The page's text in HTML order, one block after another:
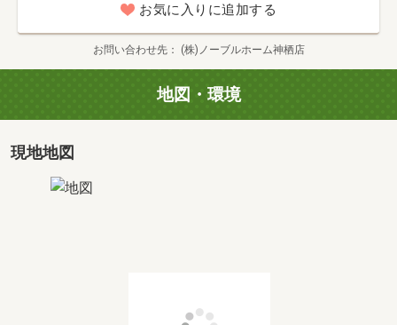
お気に入りに追加する
お問い合わせ先 (株)ノーブルホーム神栖店
地図・環境
現地地図